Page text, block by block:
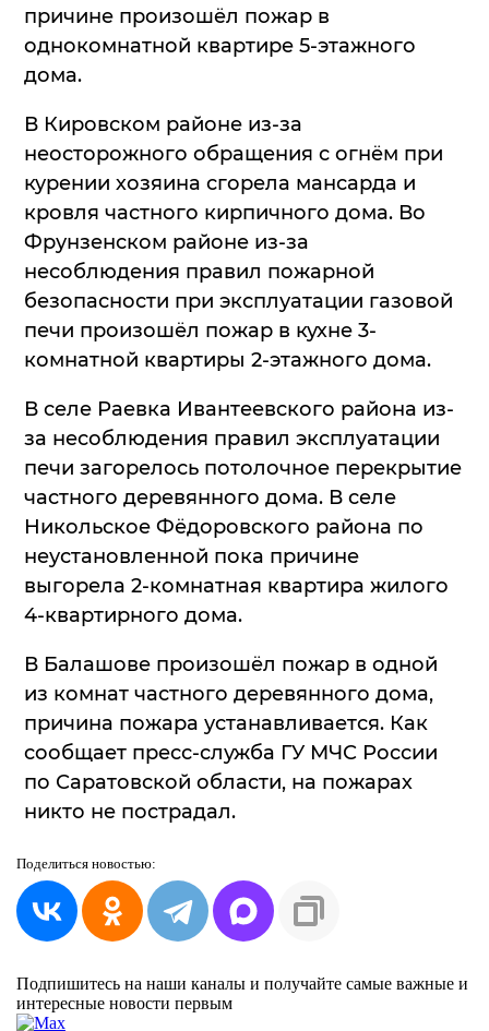
причине произошёл пожар в
однокомнатной квартире 5-этажного
дома.
В Кировском районе из-за
неосторожного обращения с огнём при
курении хозяина сгорела мансарда и
кровля частного кирпичного дома. Во
Фрунзенском районе из-за
несоблюдения правил пожарной
безопасности при эксплуатации газовой
печи произошёл пожар в кухне 3-
комнатной квартиры 2-этажного дома.
В селе Раевка Ивантеевского района из-
за несоблюдения правил эксплуатации
печи загорелось потолочное перекрытие
частного деревянного дома. В селе
Никольское Фёдоровского района по
неустановленной пока причине
выгорела 2-комнатная квартира жилого
4-квартирного дома.
В Балашове произошёл пожар в одной
из комнат частного деревянного дома,
причина пожара устанавливается. Как
сообщает пресс-служба ГУ МЧС России
по Саратовской области, на пожарах
никто не пострадал.
Поделиться новостью:
Подпишитесь на наши каналы и получайте самые важные и
интересные новости первым